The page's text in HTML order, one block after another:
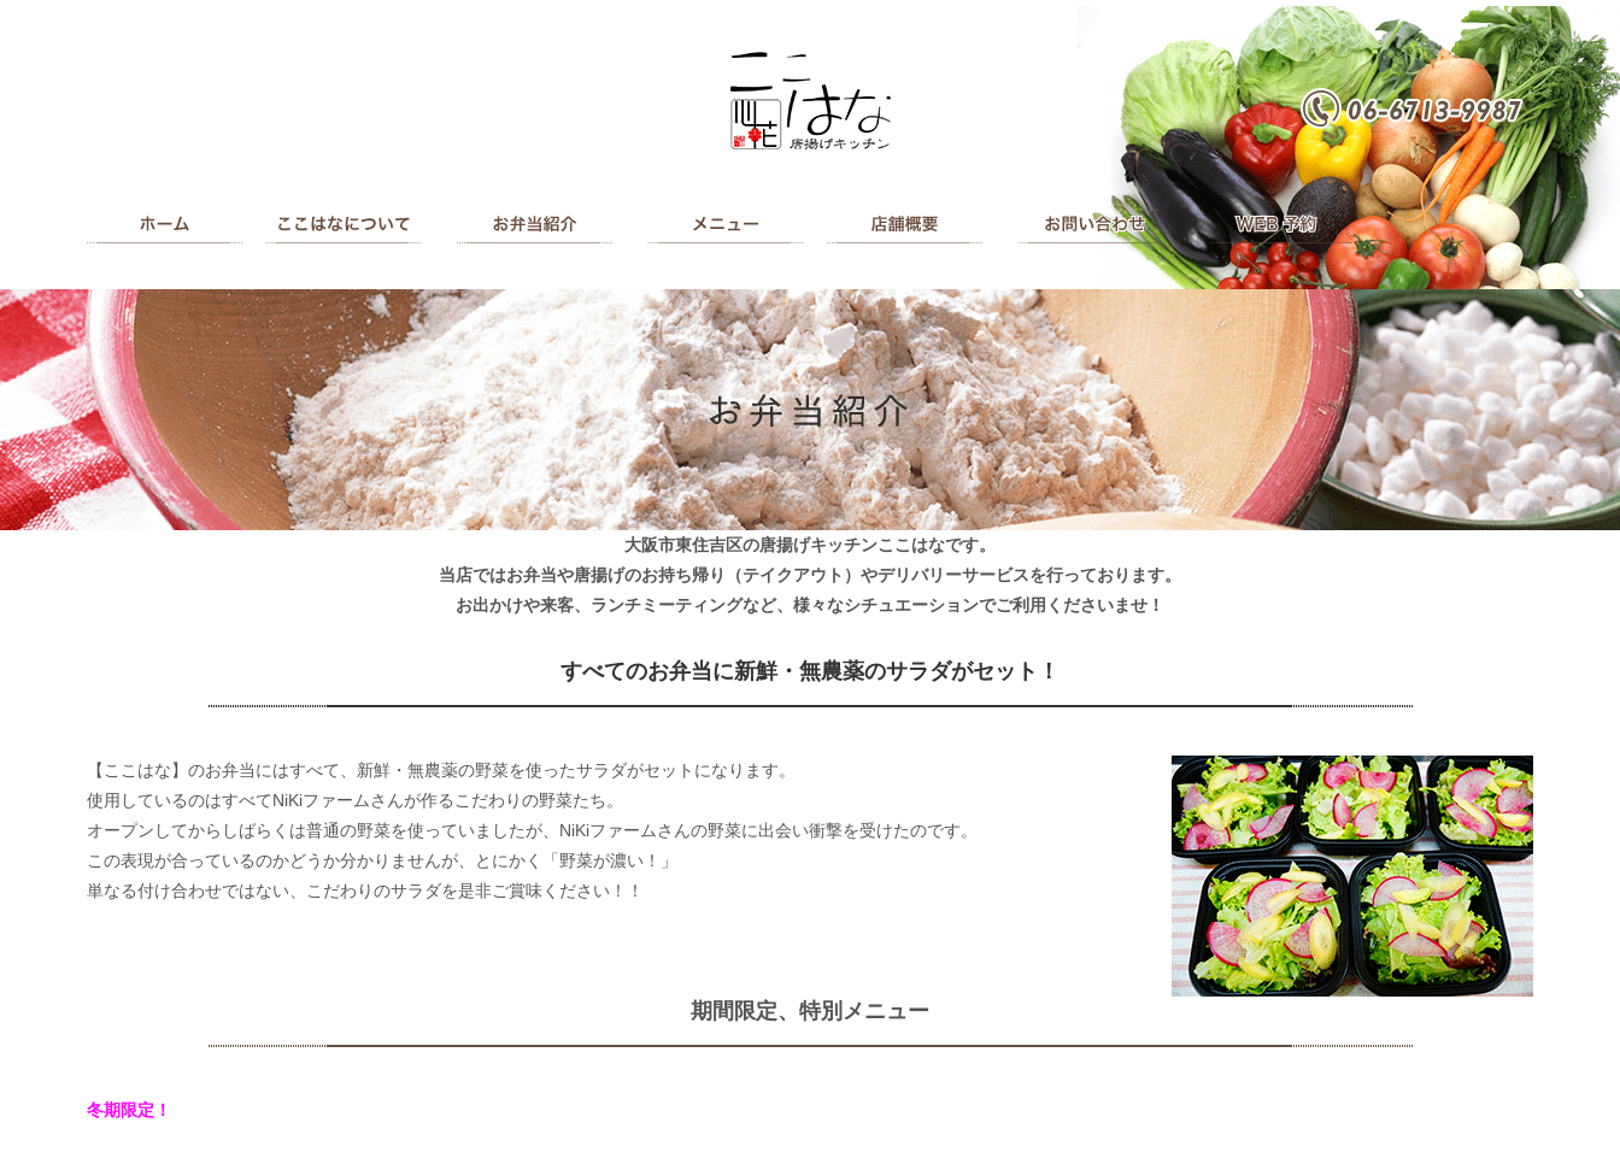
大阪市東住吉区の唐揚げキッチンここはなです。
当店ではお弁当や唐揚げのお持ち帰り（テイクアウト）やデリバリーサービスを行っております。
お出かけや来客、ランチミーティングなど、様々なシチュエーションでご利用くださいませ！
すべてのお弁当に新鮮・無農薬のサラダがセット！
【ここはな】のお弁当にはすべて、新鮮・無農薬の野菜を使ったサラダがセットになります。
使用しているのはすべてNiKiファームさんが作るこだわりの野菜たち。
オープンしてからしばらくは普通の野菜を使っていましたが、NiKiファームさんの野菜に出会い衝撃を受けたのです。
この表現が合っているのかどうか分かりませんが、とにかく「野菜が濃い！」
単なる付け合わせではない、こだわりのサラダを是非ご賞味ください！！
期間限定、特別メニュー
冬期限定！